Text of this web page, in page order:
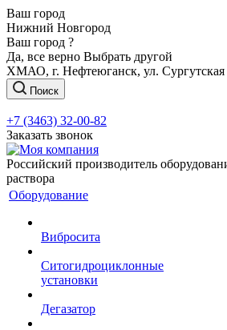
Ваш город
Нижний Новгород
Ваш город ?
Да, все верно Выбрать другой
ХМАО, г. Нефтеюганск, ул. Сургутская
Поиск
+7 (3463) 32-00-82
Заказать звонок
Российский производитель
раствора
Оборудование
Вибросита
Ситогидроциклонные
установки
Дегазатор